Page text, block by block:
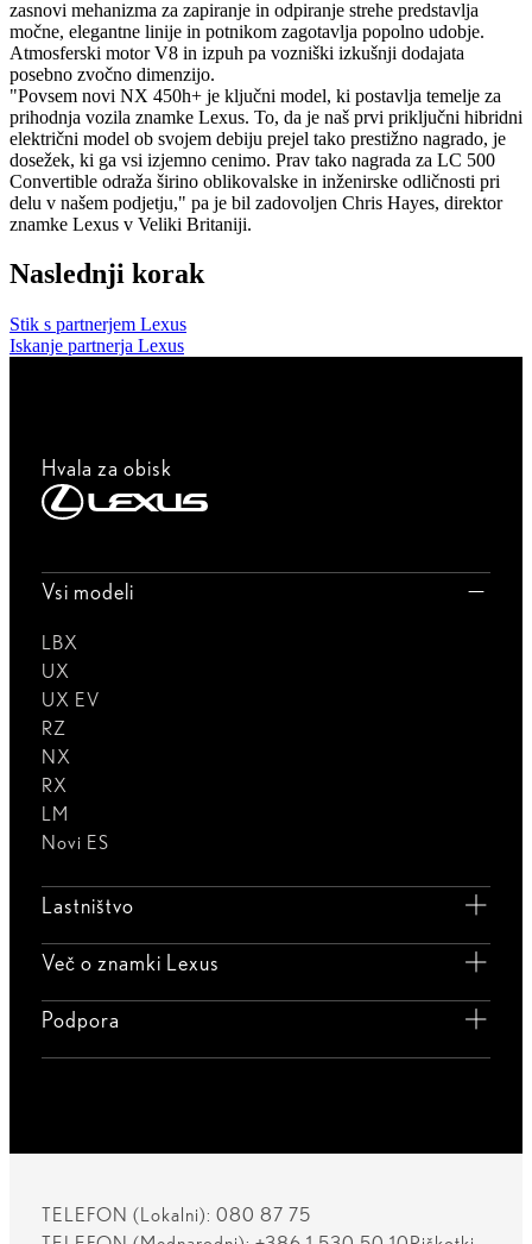
zasnovi mehanizma za zapiranje in odpiranje strehe predstavlja
močne, elegantne linije in potnikom zagotavlja popolno udobje.
Atmosferski motor V8 in izpuh pa vozniški izkušnji dodajata
posebno zvočno dimenzijo.
"Povsem novi NX 450h+ je ključni model, ki postavlja temelje za
prihodnja vozila znamke Lexus. To, da je naš prvi priključni hibridni
električni model ob svojem debiju prejel tako prestižno nagrado, je
dosežek, ki ga vsi izjemno cenimo. Prav tako nagrada za LC 500
Convertible odraža širino oblikovalske in inženirske odličnosti pri
delu v našem podjetju," pa je bil zadovoljen Chris Hayes, direktor
znamke Lexus v Veliki Britaniji.
Naslednji korak
Stik s partnerjem Lexus
Iskanje partnerja Lexus
Hvala za obisk
Vsi modeli
LBX
UX
UX EV
RZ
NX
RX
LM
Novi ES
Lastništvo
Več o znamki Lexus
Podpora
TELEFON (Lokalni): 080 87 75